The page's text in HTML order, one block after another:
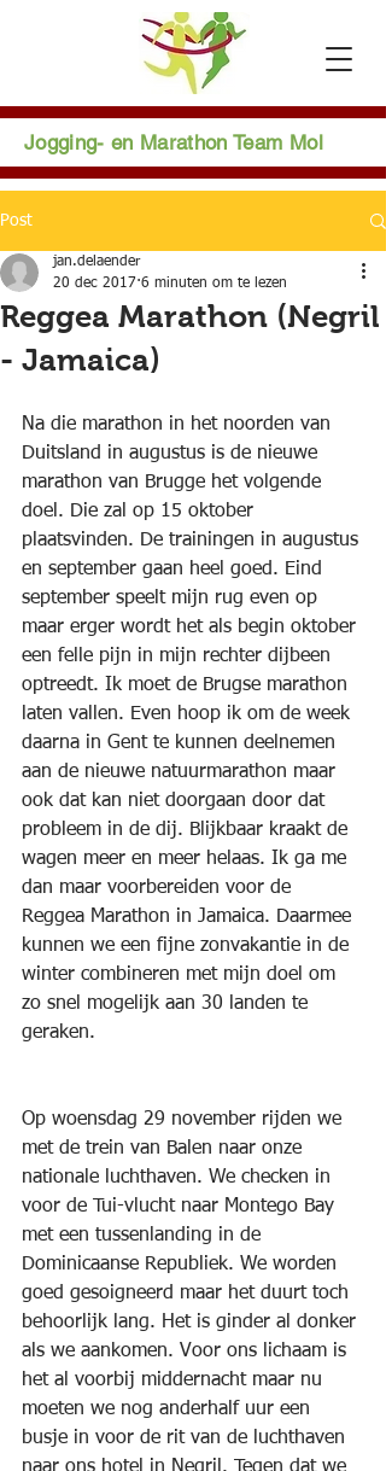
Jogging- en Marathon Team Mol
Post
Reggea Marathon (Negril
- Jamaica)
jan.delaender
20 dec 2017 6 minuten om te lezen
Na die marathon in het noorden van
Duitsland in augustus is de nieuwe
marathon van Brugge het volgende
doel. Die zal op 15 oktober
plaatsvinden. De trainingen in augustus
en september gaan heel goed. Eind
september speelt mijn rug even op
maar erger wordt het als begin oktober
een felle pijn in mijn rechter dijbeen
optreedt. Ik moet de Brugse marathon
laten vallen. Even hoop ik om de week
daarna in Gent te kunnen deelnemen
aan de nieuwe natuurmarathon maar
ook dat kan niet doorgaan door dat
probleem in de dij. Blijkbaar kraakt de
wagen meer en meer helaas. Ik ga me
dan maar voorbereiden voor de
Reggea Marathon in Jamaica. Daarmee
kunnen we een fijne zonvakantie in de
winter combineren met mijn doel om
zo snel mogelijk aan 30 landen te
geraken.
Op woensdag 29 november rijden we
met de trein van Balen naar onze
nationale luchthaven. We checken in
voor de Tui-vlucht naar Montego Bay
met een tussenlanding in de
Dominicaanse Republiek. We worden
goed gesoigneerd maar het duurt toch
behoorlijk lang. Het is ginder al donker
als we aankomen. Voor ons lichaam is
het al voorbij middernacht maar nu
moeten we nog anderhalf uur een
busje in voor de rit van de luchthaven